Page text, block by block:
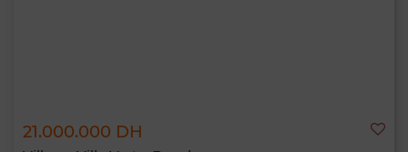
21.000.000 DH